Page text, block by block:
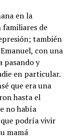
en la
familiares de
también
con una
pasando y
en particular.
que era una
hasta el
no había
podría vivir
mamá